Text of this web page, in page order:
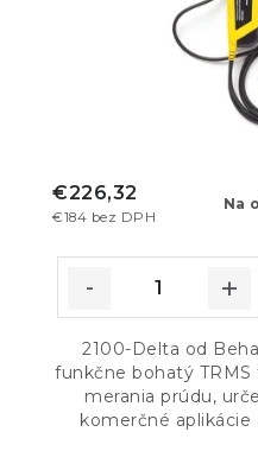
Na
€184 bez DPH
€226,32
2100-Delta od
funkčne bohatý
merania prúdu,
komerčné